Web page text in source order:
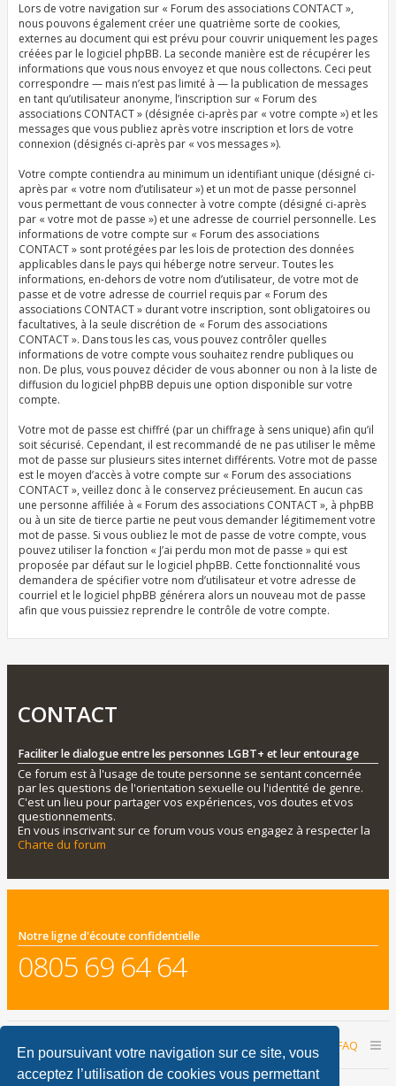
En poursuivant votre navigation sur ce site, vous
acceptez l’utilisation de cookies vous permettant
Lors de votre navigation sur « Forum des associations CONTACT »,
nous pouvons également créer une quatrième sorte de cookies,
externes au document qui est prévu pour couvrir uniquement les pages
créées par le logiciel phpBB. La seconde manière est de récupérer les
informations que vous nous envoyez et que nous collectons. Ceci peut
correspondre — mais n’est pas limité à — la publication de messages
en tant qu’utilisateur anonyme, l’inscription sur « Forum des
associations CONTACT » (désignée ci-après par « votre compte ») et les
messages que vous publiez après votre inscription et lors de votre
connexion (désignés ci-après par « vos messages »).
Votre compte contiendra au minimum un identifiant unique (désigné ci-
après par « votre nom d’utilisateur ») et un mot de passe personnel
vous permettant de vous connecter à votre compte (désigné ci-après
par « votre mot de passe ») et une adresse de courriel personnelle. Les
informations de votre compte sur « Forum des associations
CONTACT » sont protégées par les lois de protection des données
applicables dans le pays qui héberge notre serveur. Toutes les
informations, en-dehors de votre nom d’utilisateur, de votre mot de
passe et de votre adresse de courriel requis par « Forum des
associations CONTACT » durant votre inscription, sont obligatoires ou
facultatives, à la seule discrétion de « Forum des associations
CONTACT ». Dans tous les cas, vous pouvez contrôler quelles
informations de votre compte vous souhaitez rendre publiques ou
non. De plus, vous pouvez décider de vous abonner ou non à la liste de
diffusion du logiciel phpBB depuis une option disponible sur votre
compte.
Votre mot de passe est chiffré (par un chiffrage à sens unique) afin qu’il
soit sécurisé. Cependant, il est recommandé de ne pas utiliser le même
mot de passe sur plusieurs sites internet différents. Votre mot de passe
est le moyen d’accès à votre compte sur « Forum des associations
CONTACT », veillez donc à le conservez précieusement. En aucun cas
une personne affiliée à « Forum des associations CONTACT », à phpBB
ou à un site de tierce partie ne peut vous demander légitimement votre
mot de passe. Si vous oubliez le mot de passe de votre compte, vous
pouvez utiliser la fonction « J’ai perdu mon mot de passe » qui est
proposée par défaut sur le logiciel phpBB. Cette fonctionnalité vous
demandera de spécifier votre nom d’utilisateur et votre adresse de
courriel et le logiciel phpBB générera alors un nouveau mot de passe
afin que vous puissiez reprendre le contrôle de votre compte.
CONTACT
Faciliter le dialogue entre les personnes LGBT+ et leur entourage
Ce forum est à l'usage de toute personne se sentant concernée
par les questions de l'orientation sexuelle ou l'identité de genre.
C'est un lieu pour partager vos expériences, vos doutes et vos
questionnements.
En vous inscrivant sur ce forum vous vous engagez à respecter la
Charte du forum
Notre ligne d'écoute confidentielle
0805 69 64 64
Accueil du forum FAQ
Nous contacter